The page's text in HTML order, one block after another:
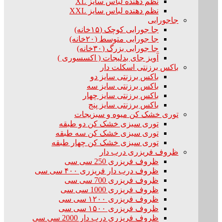
نظم دهنده لباس سایز XXL
جاجورابی
جا جورابی کوچک (۱۵خانه)
جا جورابی متوسط (۲۰خانه)
جا جورابی بزرگ (۳۰خانه)
آویز جای بدلیجات ( اکسسوری )
باکس برزنتی اسکلت دار
باکس برزنتی سایز دو
باکس برزنتی سایز سه
باکس برزنتی سایز چهار
باکس برزنتی سایز پنج
توری خشک کن میوه و سبزیجات
توری سبزی خشک کن دو طبقه
توری سبزی خشک کن سه طبقه
توری سبزی خشک کن چهار طبقه
ظروف فریزری درب دار
ظروف فریزری 250 سی سی
ظروف درب دار فریزری ۴۰۰ سی سی
ظروف فریزری 700 سی سی
ظروف فریزری 1000 سی سی
ظروف فریزری ۱۲۰۰ سی سی
ظروف فریزری ۱۵۰۰ سی سی
ظروف فریزری درب دار 2000 سی سی